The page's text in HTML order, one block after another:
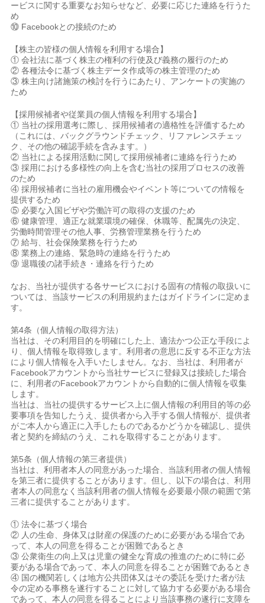
ービスに関する重要なお知らせなど、必要に応じた連絡を行うた
め
⑩ Facebookとの接続のため
【株主の皆様の個人情報を利用する場合】
① 会社法に基づく株主の権利の行使及び義務の履行のため
② 各種法令に基づく株主データ作成等の株主管理のため
③ 株主向け諸施策の検討を行うにあたり、アンケートの実施の
ため
【採用候補者や従業員の個人情報を利用する場合】
① 当社の採用選考に際し、採用候補者の適格性を評価するため
（これには、バックグラウンドチェック、リファレンスチェッ
ク、その他の確認手続を含みます。）
② 当社による採用活動に関して採用候補者に連絡を行うため
③ 採用における多様性の向上を含む当社の採用プロセスの改善
のため
④ 採用候補者に当社の雇用機会やイベント等についての情報を
提供するため
⑤ 必要な入国ビザや労働許可の取得の支援のため
⑥ 健康管理、適正な就業環境の確保、休職等、配属先の決定、
労働時間管理その他人事、労務管理業務を行うため
⑦ 給与、社会保険業務を行うため
⑧ 業務上の連絡、緊急時の連絡を行うため
⑨ 退職後の諸手続き・連絡を行うため
なお、当社が提供する各サービスにおける固有の情報の取扱いに
ついては、当該サービスの利用規約またはガイドラインに定めま
す。
第4条（個人情報の取得方法）
当社は、その利用目的を明確にした上、適法かつ公正な手段によ
り、個人情報を取得致します。利用者の意思に反する不正な方法
により個人情報を入手いたしません。なお、当社は、利用者が
Facebookアカウントから当社サービスに登録又は接続した場合
に、利用者のFacebookアカウントから自動的に個人情報を収集
します。
当社は、当社の提供するサービス上に個人情報の利用目的等の必
要事項を告知したうえ、提供者から入手する個人情報が、提供者
がご本人から適正に入手したものであるかどうかを確認し、提供
者と契約を締結のうえ、これを取得することがあります。
第5条（個人情報の第三者提供）
当社は、利用者本人の同意があった場合、当該利用者の個人情報
を第三者に提供することがあります。但し、以下の場合は、利用
者本人の同意なく当該利用者の個人情報を必要最小限の範囲で第
三者に提供することがあります。
① 法令に基づく場合
② 人の生命、身体又は財産の保護のために必要がある場合であ
って、本人の同意を得ることが困難であるとき
③ 公衆衛生の向上又は児童の健全な育成の推進のために特に必
要がある場合であって、本人の同意を得ることが困難であるとき
④ 国の機関若しくは地方公共団体又はその委託を受けた者が法
令の定める事務を遂行することに対して協力する必要がある場合
であって、本人の同意を得ることにより当該事務の遂行に支障を